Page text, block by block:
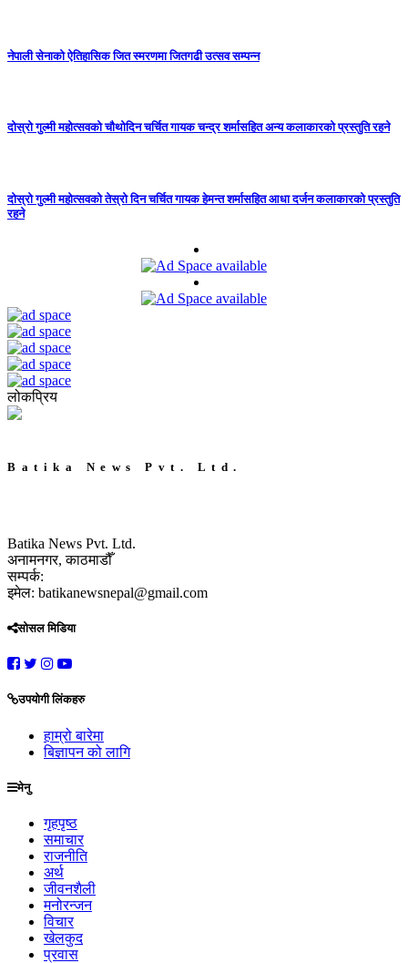
नेपाली सेनाको ऐतिहासिक जित स्मरणमा जितगढी उत्सव सम्पन्न
दोस्रो गुल्मी महोत्सवको चौथोदिन चर्चित गायक चन्द्र शर्मासहित अन्य कलाकारको प्रस्तुति रहने
दोस्रो गुल्मी महोत्सवको तेस्रो दिन चर्चित गायक हेमन्त शर्मासहित आधा दर्जन कलाकारको प्रस्तुति
रहने
लोकप्रिय
Batika News Pvt. Ltd.
Batika News Pvt. Ltd.
अनामनगर, काठमाडौँ
सम्पर्क:
इमेल: batikanewsnepal@gmail.com
सोसल मिडिया
उपयोगी लिंकहरु
हाम्रो बारेमा
बिज्ञापन को लागि
मेनु
गृहपृष्ठ
समाचार
राजनीति
अर्थ
जीवनशैली
मनोरन्जन
विचार
खेलकुद
प्रवास